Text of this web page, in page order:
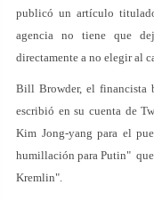
publicó un artículo
agencia no tiene que
directamente a no elegir al
Bill Browder, el financista
escribió en su cuenta de
Kim Jong-yang para el
humillación para Putin" que
Kremlin".